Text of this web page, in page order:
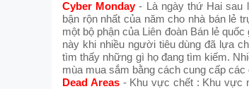
Cyber Monday- Là ngày thứ Hai sau
bận rộn nhất của năm cho nhà bán lẻ
một bộ phận của Liên đoàn Bán lẻ
này khi nhiều người tiêu dùng đã lựa
tìm thấy những gì họ đang tìm kiếm.
mùa mua sắm bằng cách cung cấp
Dead Areas- Khu vực chết : Khu vực